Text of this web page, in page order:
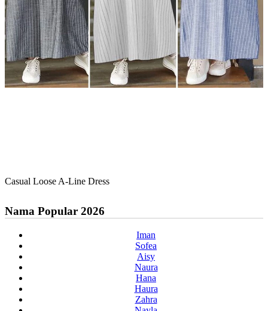
Casual Loose A-Line Dress
Nama Popular 2026
Iman
Sofea
Aisy
Naura
Hana
Haura
Zahra